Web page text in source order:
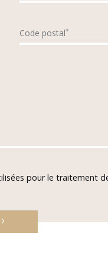
Code postal*
pour le traitement
›